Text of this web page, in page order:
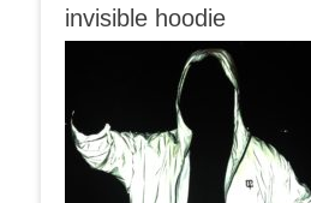
invisible hoodie